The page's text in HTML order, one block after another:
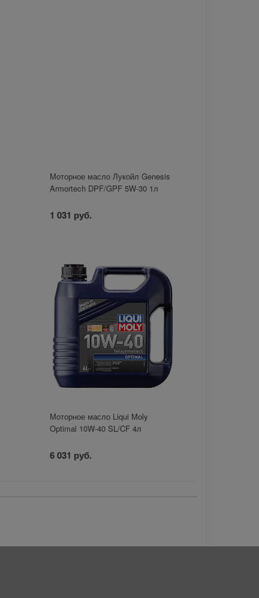
Моторное масло Лукойл Genesis
Armortech DPF/GPF 5W-30 1л
1 031 руб.
Моторное масло Liqui Moly
Optimal 10W-40 SL/CF 4л
6 031 руб.